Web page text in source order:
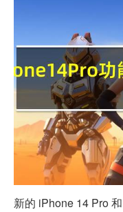
新的 iPhone 14 Pro